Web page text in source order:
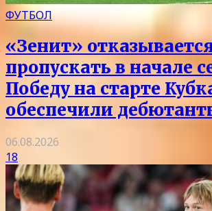
ФУТБОЛ
«Зенит»
пропускать в начале
Победу на старте
обеспечили
06.08.2026
18